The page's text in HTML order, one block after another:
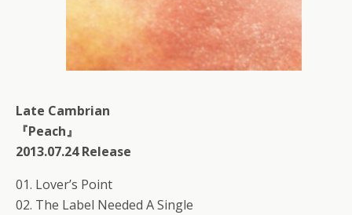
Late Cambrian
『Peach』
2013.07.24 Release
01. Lover’s Point
02. The Label Needed A Single